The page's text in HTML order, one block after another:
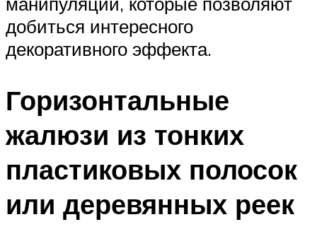
добиться интересного
декоративного эффекта.
Горизонтальные
жалюзи из тонких
пластиковых полосок
или деревянных реек